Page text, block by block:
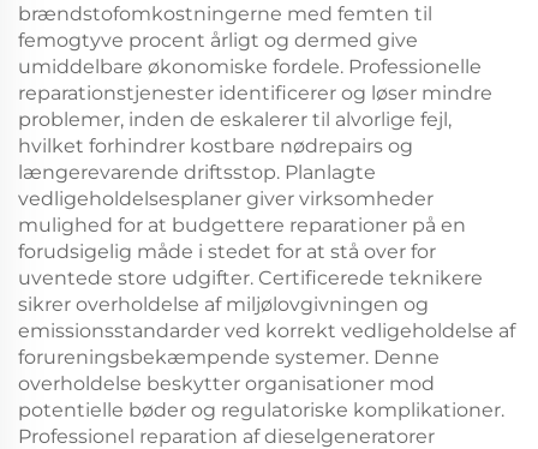
brændstofomkostningerne med femten til
femogtyve procent årligt og dermed give
umiddelbare økonomiske fordele. Professionelle
reparationstjenester identificerer og løser mindre
problemer, inden de eskalerer til alvorlige fejl,
hvilket forhindrer kostbare nødrepairs og
længerevarende driftsstop. Planlagte
vedligeholdelsesplaner giver virksomheder
mulighed for at budgettere reparationer på en
forudsigelig måde i stedet for at stå over for
uventede store udgifter. Certificerede teknikere
sikrer overholdelse af miljølovgivningen og
emissionsstandarder ved korrekt vedligeholdelse af
forureningsbekæmpende systemer. Denne
overholdelse beskytter organisationer mod
potentielle bøder og regulatoriske komplikationer.
Professionel reparation af dieselgeneratorer